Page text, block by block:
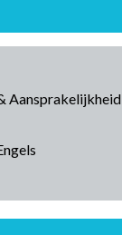
Aansprakelijkheid